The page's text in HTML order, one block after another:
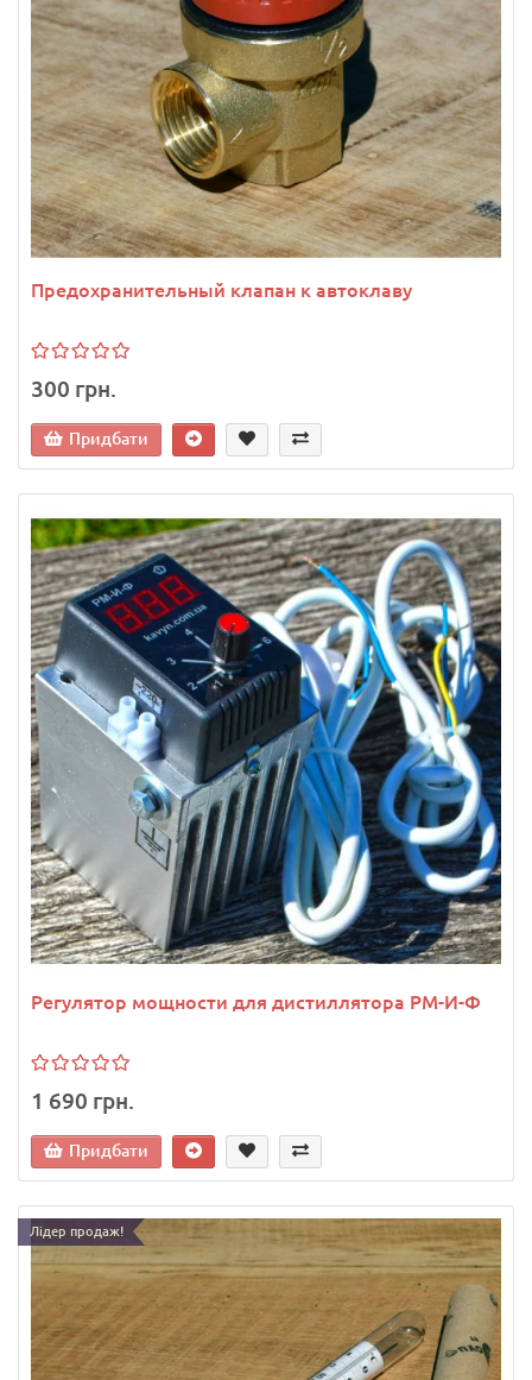
Предохранительный клапан к автоклаву
300 грн.
Придбати
Регулятор мощности для дистиллятора РМ-И-Ф
1 690 грн.
Придбати
Лідер продаж!